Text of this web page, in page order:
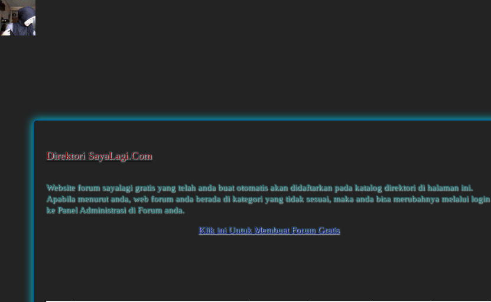
Direktori SayaLagi.Com
Website forum sayalagi gratis yang telah anda buat otomatis akan didaftarkan pada katalog direktori di halaman ini.
Apabila menurut anda, web forum anda berada di kategori yang tidak sesuai, maka anda bisa merubahnya melalui login
ke Panel Administrasi di Forum anda.
Klik ini Untuk Membuat Forum Gratis